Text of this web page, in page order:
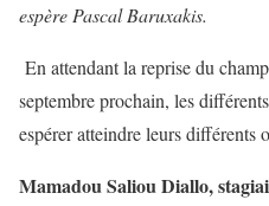
espère Pascal Baruxakis.
En attendant la reprise du
septembre prochain, les
espérer atteindre leurs différents
Mamadou Saliou Diallo,